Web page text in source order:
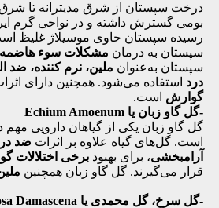
درخت سپستان از شرق مدیترانه تا
بومی گسترش داشته و در نواحی گرم
رسیده سپستان حاوی موسیلاژ غلیظ
سپستان به درمان مشکلات سوء هاضمه
سپستان به‌عنوان ملین، نرم کننده، ضد
درد استفاده می‌شود. همچنین دارای
گوارش است.
-گل گاو زبان یا Echium Amoenum
گل گاو زبان یکی از گیاهان دارویی
است. گل‌های گیاه علاوه بر اثرات ضد
آرامبخشی، برای بهبود برخی اختلالات
قرار می‌گیرند. گل گاو زبان همچنین
-گل سرخ، گل محمدی یا Rosa Damascena